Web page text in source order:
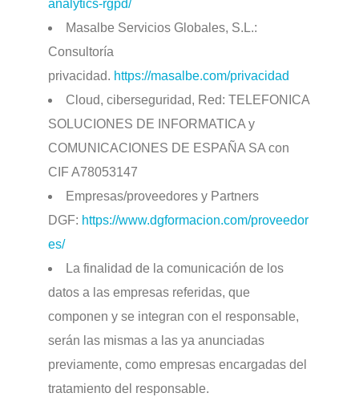
analytics-rgpd/
Masalbe Servicios Globales, S.L.:
Consultoría
privacidad. https://masalbe.com/privacidad
Cloud, ciberseguridad, Red: TELEFONICA
SOLUCIONES DE INFORMATICA y
COMUNICACIONES DE ESPAÑA SA con
CIF A78053147
Empresas/proveedores y Partners
DGF: https://www.dgformacion.com/proveedor
es/
La finalidad de la comunicación de los
datos a las empresas referidas, que
componen y se integran con el responsable,
serán las mismas a las ya anunciadas
previamente, como empresas encargadas del
tratamiento del responsable.